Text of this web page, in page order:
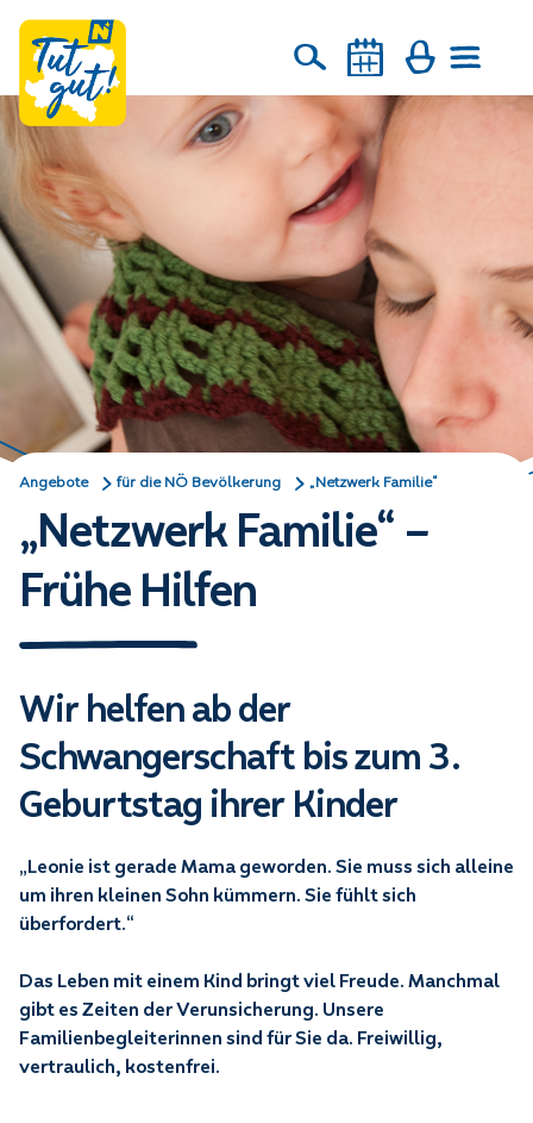
Angebote für die NÖ Bevölkerung „Netzwerk Familie“
„Netzwerk Familie“ –
Frühe Hilfen
Wir helfen ab der
Schwangerschaft bis zum 3.
Geburtstag ihrer Kinder
„Leonie ist gerade Mama geworden. Sie muss sich alleine
um ihren kleinen Sohn kümmern. Sie fühlt sich
überfordert.“
Das Leben mit einem Kind bringt viel Freude. Manchmal
gibt es Zeiten der Verunsicherung. Unsere
Familienbegleiterinnen sind für Sie da. Freiwillig,
vertraulich, kostenfrei.